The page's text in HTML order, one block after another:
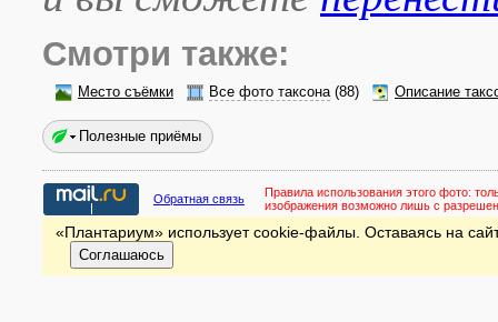
Смотри также:
Место съёмки Все фото таксона(88) Описание
Полезные приёмы
Обратная связь Правила использования этого фото:
изображения возможно лишь с
«Плантариум» использует cookie-файлы. Оставаясь на
Соглашаюсь